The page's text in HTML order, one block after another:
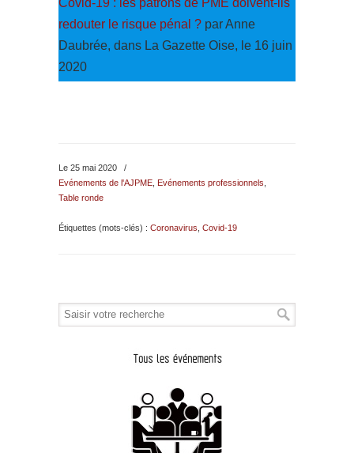
Covid-19 : les patrons de PME doivent-ils
redouter le risque pénal ? par Anne
Daubrée, dans La Gazette Oise, le 16 juin
2020
Le 25 mai 2020
/
Evénements de l'AJPME Evénements professionnels
Table ronde
Étiquettes (mots-clés) : Coronavirus Covid-19